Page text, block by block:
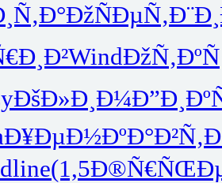
ÐžÑÐµÑ‚
Wind
ÐšÐ»Ð¸Ð¼
Ð¥ÐµÐ½Ðº
line(1,5